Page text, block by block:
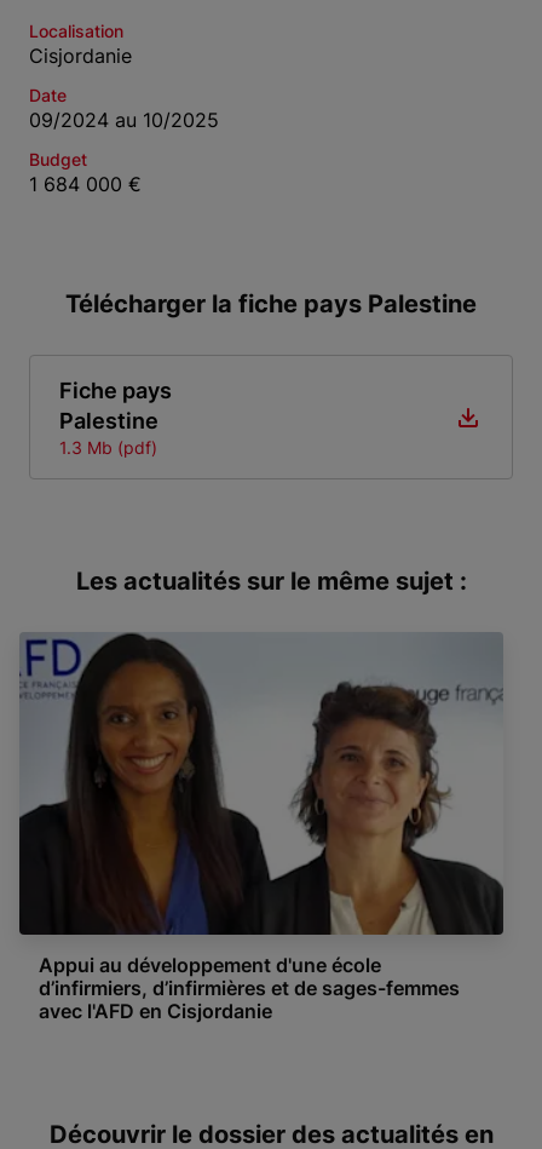
Localisation
Cisjordanie
Date
09/2024 au 10/2025
Budget
1 684 000 €
Télécharger la fiche pays Palestine
Fiche pays
Palestine
1.3 Mb (pdf)
Les actualités sur le même sujet :
Appui au développement d'une école
d’infirmiers, d’infirmières et de sages-femmes
avec l'AFD en Cisjordanie
Découvrir le dossier des actualités en